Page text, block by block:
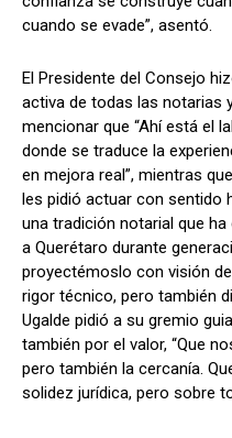
cuando se evade”, asentó.
El Presidente del Consejo
activa de todas las notarias
mencionar que “Ahí está el
donde se traduce la
en mejora real”, mientras
les pidió actuar con sentido
una tradición notarial que
a Querétaro durante
proyectémoslo con visión
rigor técnico, pero también
Ugalde pidió a su gremio
también por el valor, “Que
pero también la cercanía.
solidez jurídica, pero sobre